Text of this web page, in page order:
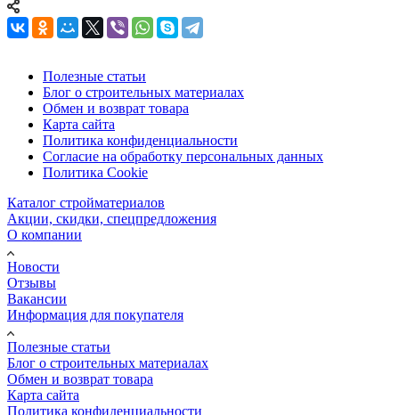
Полезные статьи
Блог о строительных материалах
Обмен и возврат товара
Карта сайта
Политика конфиденциальности
Согласие на обработку персональных данных
Политика Cookie
Каталог стройматериалов
Акции, скидки, спецпредложения
О компании
Новости
Отзывы
Вакансии
Информация для покупателя
Полезные статьи
Блог о строительных материалах
Обмен и возврат товара
Карта сайта
Политика конфиденциальности